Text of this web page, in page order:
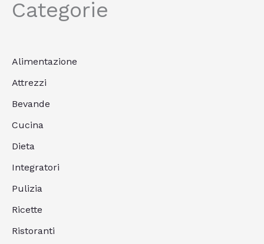
Categorie
Alimentazione
Attrezzi
Bevande
Cucina
Dieta
Integratori
Pulizia
Ricette
Ristoranti